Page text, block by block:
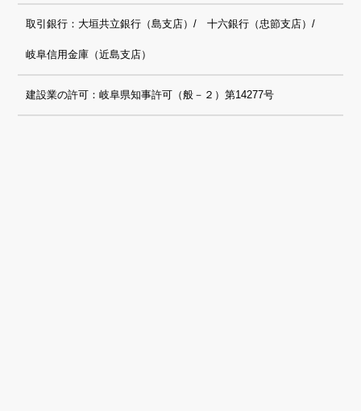
取引銀行：大垣共立銀行（島支店）/ 十六銀行（忠節支店）/
岐阜信用金庫（近島支店）
建設業の許可：岐阜県知事許可（般－２）第14277号